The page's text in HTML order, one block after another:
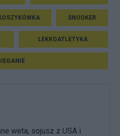
SNOOKER
LEKKOATLETYKA
weta, sojusz z USA i